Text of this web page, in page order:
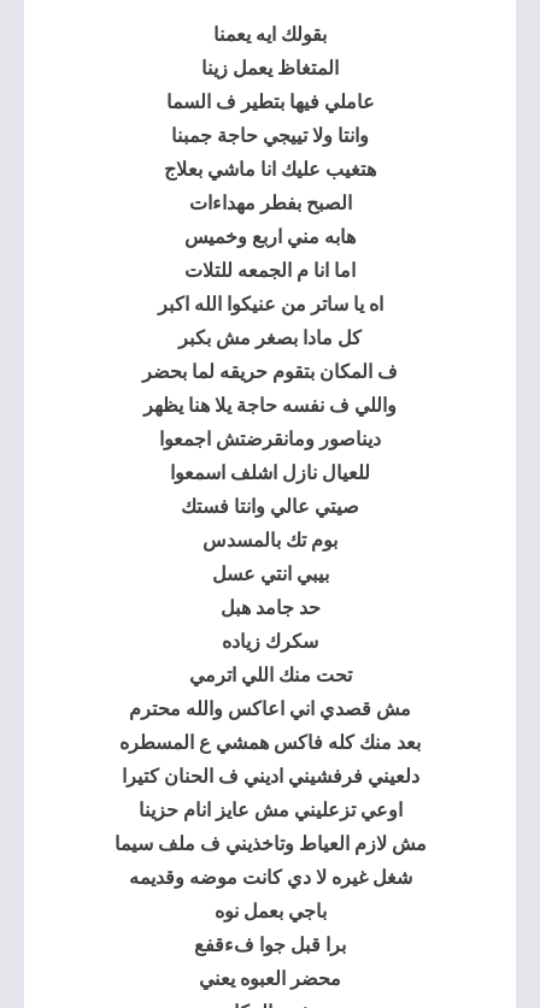
بقولك ايه يعمنا
المتغاظ يعمل زينا
عاملي فيها بتطير ف السما
وانتا ولا تييجي حاجة جمبنا
هتغيب عليك انا ماشي بعلاج
الصبح بفطر مهداءات
هابه مني اربع وخميس
اما انا م الجمعه للتلات
اه يا ساتر من عنيكوا الله اكبر
كل مادا بصغر مش بكبر
ف المكان بتقوم حريقه لما بحضر
واللي ف نفسه حاجة يلا هنا يظهر
ديناصور ومانقرضتش اجمعوا
للعيال نازل اشلف اسمعوا
صيتي عالي وانتا فستك
بوم تك بالمسدس
بيبي انتي عسل
حد جامد هبل
سكرك زياده
تحت منك اللي اترمي
مش قصدي اني اعاكس والله محترم
بعد منك كله فاكس همشي ع المسطره
دلعيني فرفشيني اديني ف الحنان كتيرا
اوعي تزعليني مش عايز انام حزينا
مش لازم العياط وتاخذيني ف ملف سيما
شغل غيره لا دي كانت موضه وقديمه
باجي بعمل نوه
برا قبل جوا فءقفع
محضر العبوه يعني